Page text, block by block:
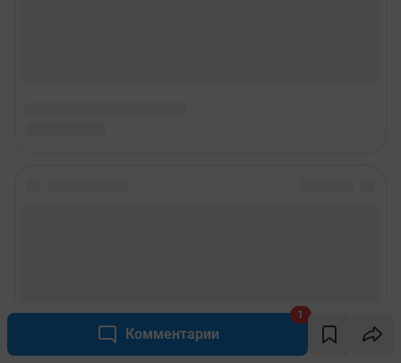
Комментарии
1